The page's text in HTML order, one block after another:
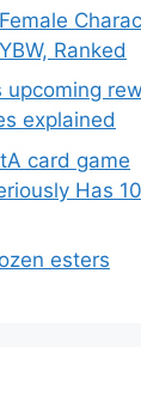
Ranked
upcoming
explained
card game
Has
esters